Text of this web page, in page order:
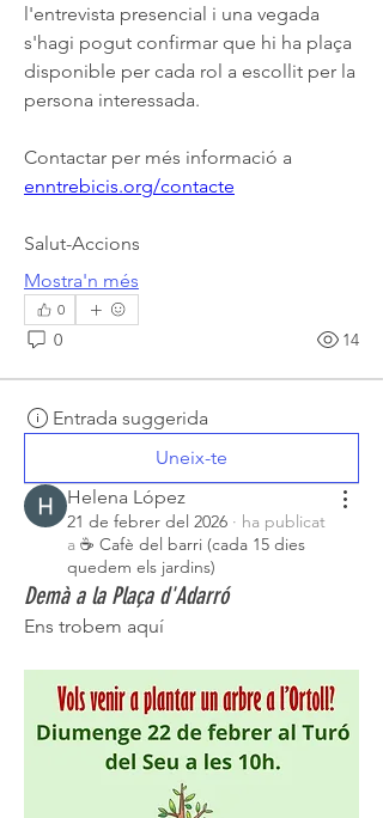
l'entrevista presencial i una vegada
s'hagi pogut confirmar que hi ha plaça
disponible per cada rol a escollit per la
persona interessada.
enntrebicis.org/contacte
Salut-Accions
Mostra'n més
0
0 14
Entrada suggerida
Uneix-te
Helena López
21 de febrer del 2026 · ha publicat
a ☕ Cafè del barri (cada 15 dies
quedem els jardins)
Demà a la Plaça d'Adarró
Ens trobem aquí